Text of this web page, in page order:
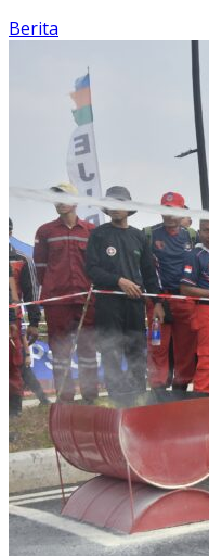
Berita